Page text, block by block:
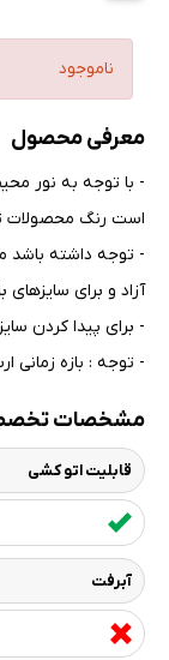
ناموجود
معرفی محصول
- با توجه به نور
است رنگ محصولات
- توجه داشته باشد
آزاد و برای
- برای پیدا کردن
- توجه : بازه زمانی ارسال بین 3 الی 15
مشخصات
قابلیت اتو کشی
آبرفت